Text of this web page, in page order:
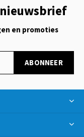
en promoties
ABONNEER